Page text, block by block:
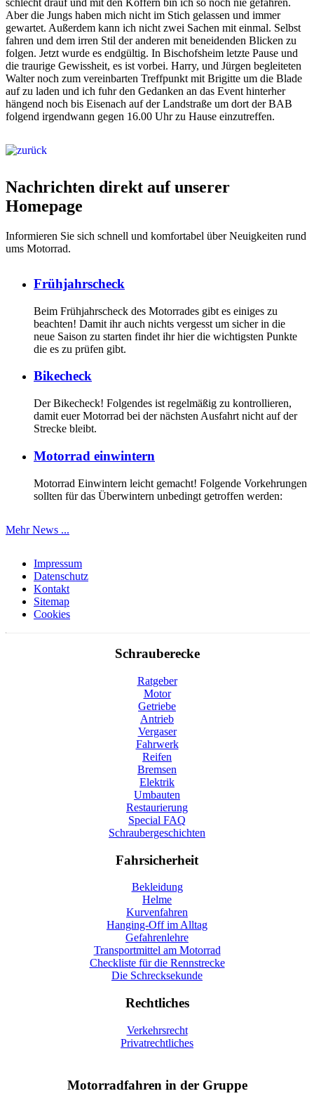
schlecht drauf und mit den Koffern bin ich so noch nie gefahren.
Aber die Jungs haben mich nicht im Stich gelassen und immer
gewartet. Außerdem kann ich nicht zwei Sachen mit einmal. Selbst
fahren und dem irren Stil der anderen mit beneidenden Blicken zu
folgen. Jetzt wurde es endgültig. In Bischofsheim letzte Pause und
die traurige Gewissheit, es ist vorbei. Harry, und Jürgen begleiteten
Walter noch zum vereinbarten Treffpunkt mit Brigitte um die Blade
auf zu laden und ich fuhr den Gedanken an das Event hinterher
hängend noch bis Eisenach auf der Landstraße um dort der BAB
folgend irgendwann gegen 16.00 Uhr zu Hause einzutreffen.
Nachrichten direkt auf unserer
Homepage
Informieren Sie sich schnell und komfortabel über Neuigkeiten rund
ums Motorrad.
Frühjahrscheck
Beim Frühjahrscheck des Motorrades gibt es einiges zu
beachten! Damit ihr auch nichts vergesst um sicher in die
neue Saison zu starten findet ihr hier die wichtigsten Punkte
die es zu prüfen gibt.
Bikecheck
Der Bikecheck! Folgendes ist regelmäßig zu kontrollieren,
damit euer Motorrad bei der nächsten Ausfahrt nicht auf der
Strecke bleibt.
Motorrad einwintern
Motorrad Einwintern leicht gemacht! Folgende Vorkehrungen
sollten für das Überwintern unbedingt getroffen werden:
Mehr News ...
Impressum
Datenschutz
Kontakt
Sitemap
Cookies
Schrauberecke
Ratgeber
Motor
Getriebe
Antrieb
Vergaser
Fahrwerk
Reifen
Bremsen
Elektrik
Umbauten
Restaurierung
Special FAQ
Schraubergeschichten
Fahrsicherheit
Bekleidung
Helme
Kurvenfahren
Hanging-Off im Alltag
Gefahrenlehre
Transportmittel am Motorrad
Checkliste für die Rennstrecke
Die Schrecksekunde
Rechtliches
Verkehrsrecht
Privatrechtliches
Motorradfahren in der Gruppe